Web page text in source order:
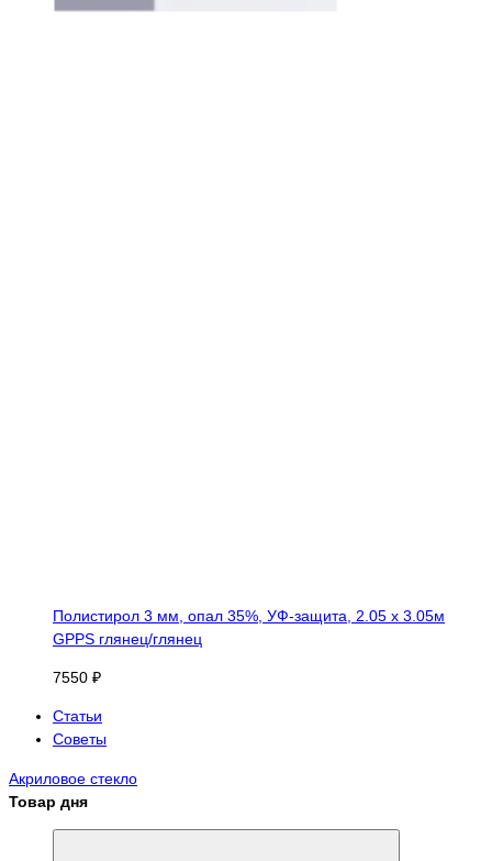
Полистирол 3 мм, опал 35%, УФ-защита, 2.05 х 3.05м
GPPS глянец/глянец
7550 ₽
Статьи
Советы
Акриловое стекло
Товар дня